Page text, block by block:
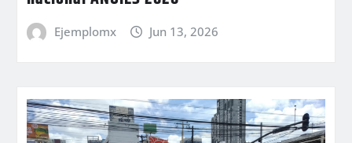
Ejemplomx Jun 13, 2026